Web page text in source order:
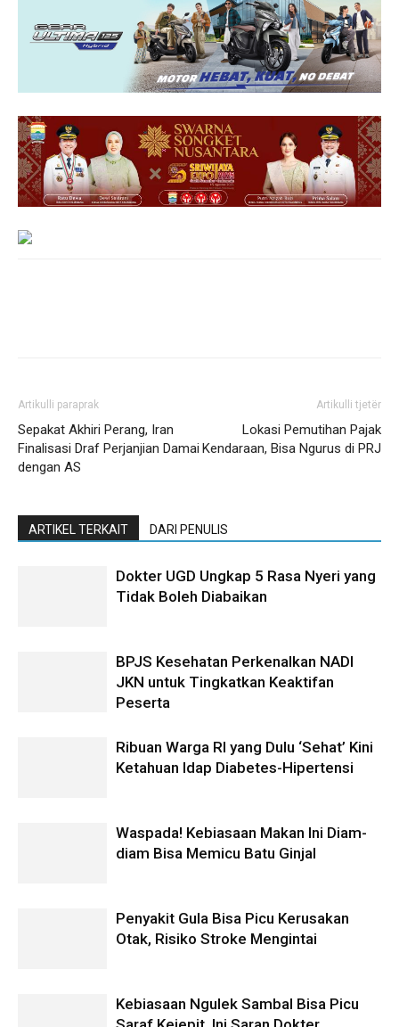
Artikulli paraprak
Sepakat Akhiri Perang, Iran
Finalisasi Draf Perjanjian Damai
dengan AS
Artikulli tjetër
Lokasi Pemutihan Pajak
Kendaraan, Bisa Ngurus di PRJ
ARTIKEL TERKAIT DARI PENULIS
Dokter UGD Ungkap 5 Rasa Nyeri yang
Tidak Boleh Diabaikan
BPJS Kesehatan Perkenalkan NADI
JKN untuk Tingkatkan Keaktifan
Peserta
Ribuan Warga RI yang Dulu ‘Sehat’ Kini
Ketahuan Idap Diabetes-Hipertensi
Waspada! Kebiasaan Makan Ini Diam-
diam Bisa Memicu Batu Ginjal
Penyakit Gula Bisa Picu Kerusakan
Otak, Risiko Stroke Mengintai
Kebiasaan Ngulek Sambal Bisa Picu